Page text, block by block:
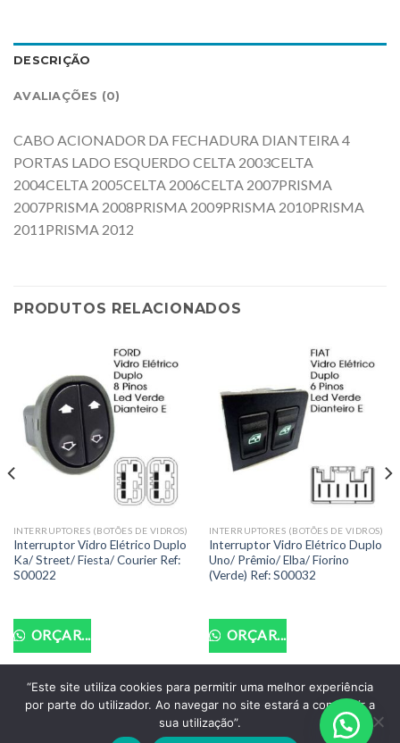
DESCRIÇÃO
AVALIAÇÕES (0)
CABO ACIONADOR DA FECHADURA DIANTEIRA 4
PORTAS LADO ESQUERDO CELTA 2003CELTA
2004CELTA 2005CELTA 2006CELTA 2007PRISMA
2007PRISMA 2008PRISMA 2009PRISMA 2010PRISMA
2011PRISMA 2012
PRODUTOS RELACIONADOS
INTERRUPTORES (BOTÕES DE VIDROS)
Interruptor Vidro Elétrico Duplo
Ka/ Street/ Fiesta/ Courier Ref:
S00022
ORÇAR...
INTERRUPTORES (BOTÕES DE VIDROS)
Interruptor Vidro Elétrico Duplo
Uno/ Prêmio/ Elba/ Fiorino
(Verde) Ref: S00032
ORÇAR...
POLITICA DE PRIVACIDADE TERMOS DE USO
Copyright 2026 © Santo Auto Vidros e Chaveiro - CNPJ:
“Este site utiliza cookies para permitir uma melhor experiência
por parte do utilizador. Ao navegar no site estará a consentir a
sua utilização”.